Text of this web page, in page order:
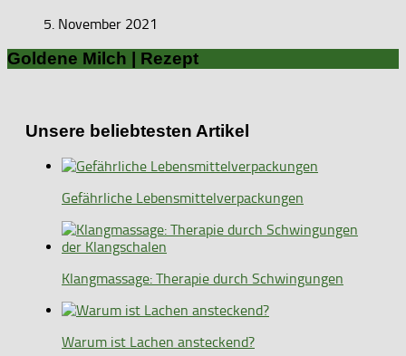
5. November 2021
Goldene Milch | Rezept
Unsere beliebtesten Artikel
Gefährliche Lebensmittelverpackungen
Klangmassage: Therapie durch Schwingungen
Warum ist Lachen ansteckend?